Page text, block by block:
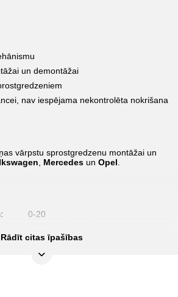
un demontāžai
nav iespējama nekontrolēta nokrišana
vārpstu sprostgredzenu montāžai un
Mercedes un Opel
0-20
pašaizverošs
Rādīt citas īpašības